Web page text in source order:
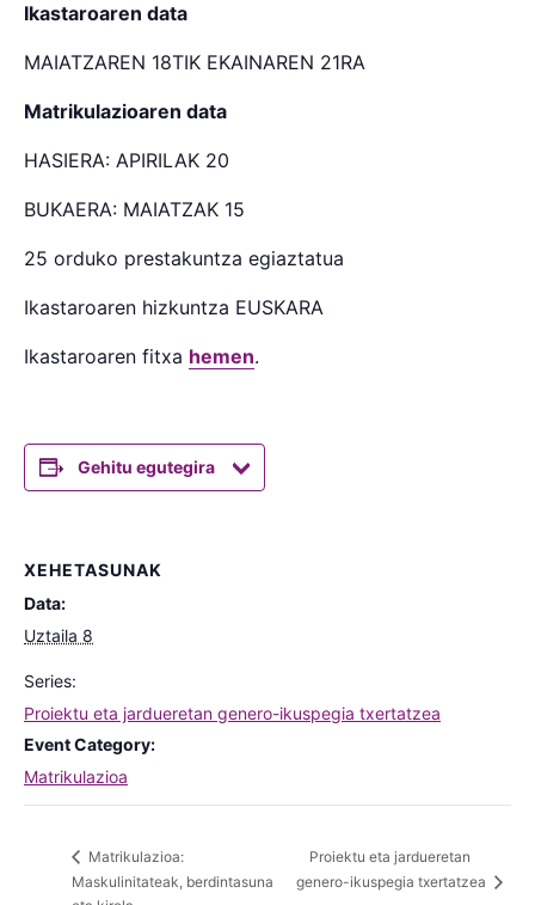
Ikastaroaren data
MAIATZAREN 18TIK EKAINAREN 21RA
Matrikulazioaren data
HASIERA: APIRILAK 20
BUKAERA: MAIATZAK 15
25 orduko prestakuntza egiaztatua
Ikastaroaren hizkuntza EUSKARA
Ikastaroaren fitxa hemen.
Gehitu egutegira
XEHETASUNAK
Data:
Uztaila 8
Series:
Proiektu eta jardueretan genero-ikuspegia txertatzea
Event Category:
Matrikulazioa
Matrikulazioa:
Maskulinitateak, berdintasuna
Proiektu eta jardueretan
genero-ikuspegia txertatzea